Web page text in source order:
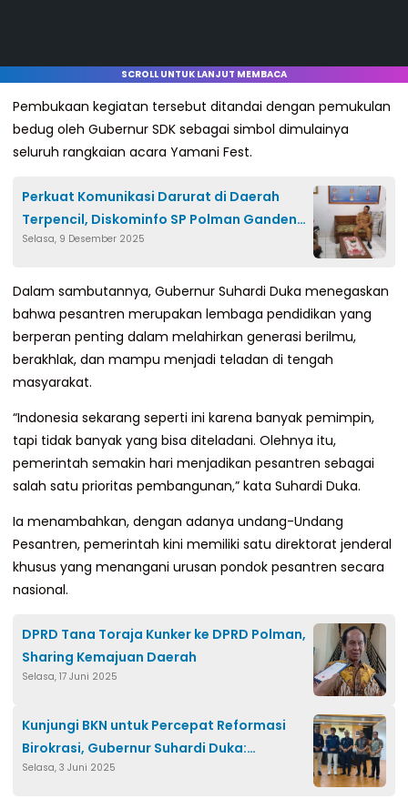
SCROLL UNTUK LANJUT MEMBACA
Pembukaan kegiatan tersebut ditandai dengan pemukulan
bedug oleh Gubernur SDK sebagai simbol dimulainya
seluruh rangkaian acara Yamani Fest.
Perkuat Komunikasi Darurat di Daerah
Terpencil, Diskominfo SP Polman Gandeng
RAPI
Selasa, 9 Desember 2025
Dalam sambutannya, Gubernur Suhardi Duka menegaskan
bahwa pesantren merupakan lembaga pendidikan yang
berperan penting dalam melahirkan generasi berilmu,
berakhlak, dan mampu menjadi teladan di tengah
masyarakat.
“Indonesia sekarang seperti ini karena banyak pemimpin,
tapi tidak banyak yang bisa diteladani. Olehnya itu,
pemerintah semakin hari menjadikan pesantren sebagai
salah satu prioritas pembangunan,” kata Suhardi Duka.
Ia menambahkan, dengan adanya undang-Undang
Pesantren, pemerintah kini memiliki satu direktorat jenderal
khusus yang menangani urusan pondok pesantren secara
nasional.
DPRD Tana Toraja Kunker ke DPRD Polman,
Sharing Kemajuan Daerah
Selasa, 17 Juni 2025
Kunjungi BKN untuk Percepat Reformasi
Birokrasi, Gubernur Suhardi Duka:
Perampingan OPD Sulbar untuk Pelayanan
Selasa, 3 Juni 2025